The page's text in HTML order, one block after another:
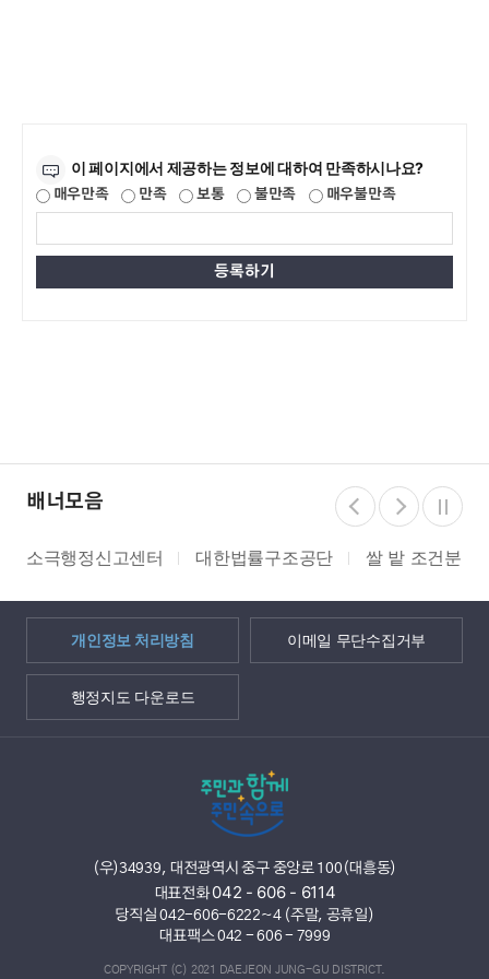
이 페이지에서 제공하는 정보에 대하여 만족하시나요?
매우만족 만족 보통 불만족 매우불만족
배너모음
소극행정신고센터 대한법률구조공단 쌀 밭 조건분리
개인정보 처리방침 이메일 무단수집거부
행정지도 다운로드
(우)34939, 대전광역시 중구 중앙로 100(대흥동)
대표전화042 - 606 - 6114
당직실 042-606-6222~4 (주말, 공휴일)
대표팩스 042 - 606 - 7999
COPYRIGHT (C) 2021 DAEJEON JUNG-GU DISTRICT.